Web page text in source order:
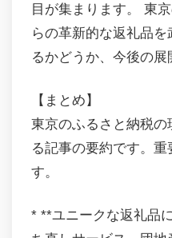
目が集まります。 東
らの革新的な返礼品
るかどうか、今後の展
【まとめ】
東京のふるさと納税
る記事の要約です。
す。
* **ユニークな返礼品